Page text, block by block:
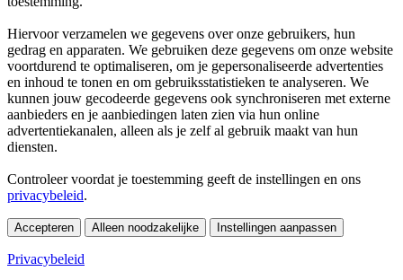
Hiervoor verzamelen we gegevens over onze gebruikers, hun
gedrag en apparaten. We gebruiken deze gegevens om onze website
voortdurend te optimaliseren, om je gepersonaliseerde advertenties
en inhoud te tonen en om gebruiksstatistieken te analyseren. We
kunnen jouw gecodeerde gegevens ook synchroniseren met externe
aanbieders en je aanbiedingen laten zien via hun online
advertentiekanalen, alleen als je zelf al gebruik maakt van hun
diensten.
Controleer voordat je toestemming geeft de instellingen en ons
privacybeleid.
Accepteren Alleen noodzakelijke Instellingen aanpassen
Privacybeleid